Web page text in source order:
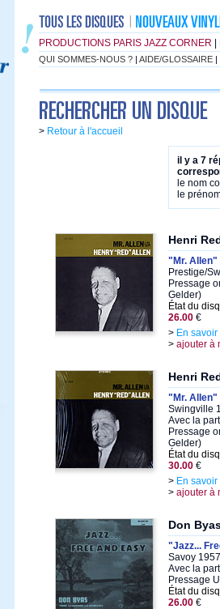
PRODUCTIONS PARIS JAZZ CORNER
QUI SOMMES-NOUS ? | AIDE/GLOSSAIRE |
> Retour à l'accueil
il y a 7
le nom
le
Henri
"Mr. Allen"
Prestige/
Pressage
Gelder)
État du
26.00 €
> En
> ajouter à
Henri
"Mr. Allen"
Swingville
Avec la
Pressage
Gelder)
État du
30.00 €
> En
> ajouter à
Don
"Jazz...
Savoy
Avec la
Pressage
État du
26.00 €